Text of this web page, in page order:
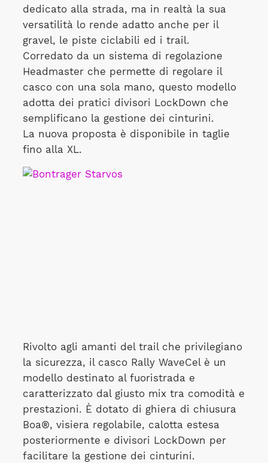
dedicato alla strada, ma in realtà la sua
versatilità lo rende adatto anche per il
gravel, le piste ciclabili ed i trail.
Corredato da un sistema di regolazione
Headmaster che permette di regolare il
casco con una sola mano, questo modello
adotta dei pratici divisori LockDown che
semplificano la gestione dei cinturini.
La nuova proposta è disponibile in taglie
fino alla XL.
Rivolto agli amanti del trail che privilegiano
la sicurezza, il casco Rally WaveCel è un
modello destinato al fuoristrada e
caratterizzato dal giusto mix tra comodità e
prestazioni. È dotato di ghiera di chiusura
Boa®, visiera regolabile, calotta estesa
posteriormente e divisori LockDown per
facilitare la gestione dei cinturini.